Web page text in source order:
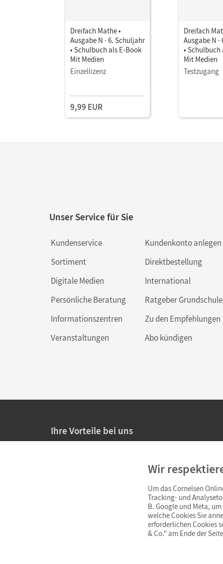
Dreifach Mathe •
Ausgabe N · 6. Schuljahr
• Schulbuch als E-Book
Mit Medien
Einzellizenz
9,99 EUR
Dreifach
Ausgabe N
• Schulbuch
Mit Medien
Testzugang
Unser Service für Sie
Kundenservice
Sortiment
Digitale Medien
Persönliche Beratung
Informationszentren
Veranstaltungen
Kundenkonto anlegen
Direktbestellung
International
Ratgeber Grundschule
Zu den Empfehlungen
Abo kündigen
Ihre Vorteile bei uns
Persönliche Angebote für Lehrkräfte
Sicheres Einkaufen mit SSL-Verschlüsselung
Widerrufsfristvon 4 Wochen
Schnelle und einfache Retourenabwicklung
Wir
Um das Cornelsen
Tracking- und
B. Google und Meta,
welche Cookies Sie
erforderlichen Cookies
& Co.“ am Ende der